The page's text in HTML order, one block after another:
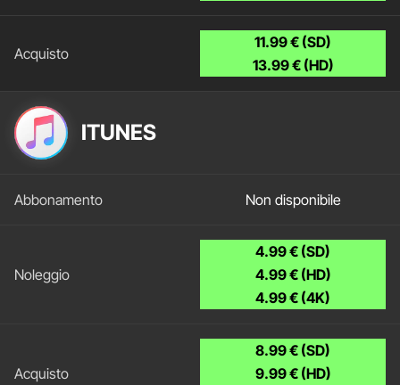
11.99 € (SD)
13.99 € (HD)
ITUNES
Non disponibile
4.99 € (SD)
4.99 € (HD)
4.99 € (4K)
8.99 € (SD)
9.99 € (HD)